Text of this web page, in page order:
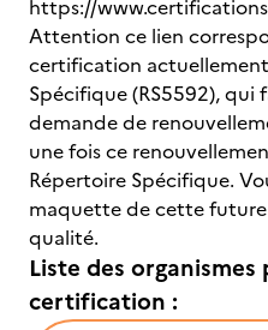
https://
Attention ce lien
certification
Spécifique (RS5592),
demande de
une fois ce
Répertoire Spécifique.
maquette de cette future
qualité.
Liste des
certification :